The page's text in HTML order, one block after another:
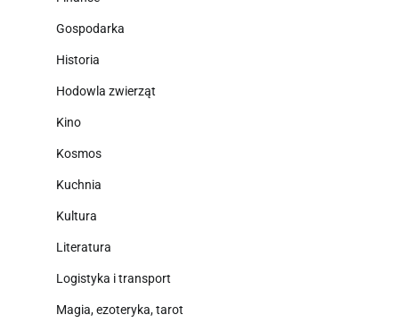
Gospodarka
Historia
Hodowla zwierząt
Kino
Kosmos
Kuchnia
Kultura
Literatura
Logistyka i transport
Magia, ezoteryka, tarot